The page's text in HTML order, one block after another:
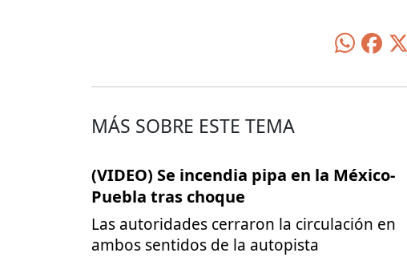
MÁS SOBRE ESTE TEMA
(VIDEO) Se incendia pipa en la México-
Puebla tras choque
Las autoridades cerraron la circulación en
ambos sentidos de la autopista